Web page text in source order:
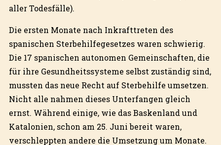
aller Todesfälle).
Die ersten Monate nach Inkrafttreten des
spanischen Sterbehilfegesetzes waren schwierig.
Die 17 spanischen autonomen Gemeinschaften, die
für ihre Gesundheitssysteme selbst zuständig sind,
mussten das neue Recht auf Sterbehilfe umsetzen.
Nicht alle nahmen dieses Unterfangen gleich
ernst. Während einige, wie das Baskenland und
Katalonien, schon am 25. Juni bereit waren,
verschleppten andere die Umsetzung um Monate.